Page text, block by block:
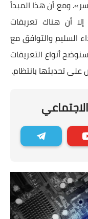
ومع أن هذا المبدأ
أن هناك تعريفات
السليم والتوافق مع
أنواع التعريفات
تحديثها بانتظام.